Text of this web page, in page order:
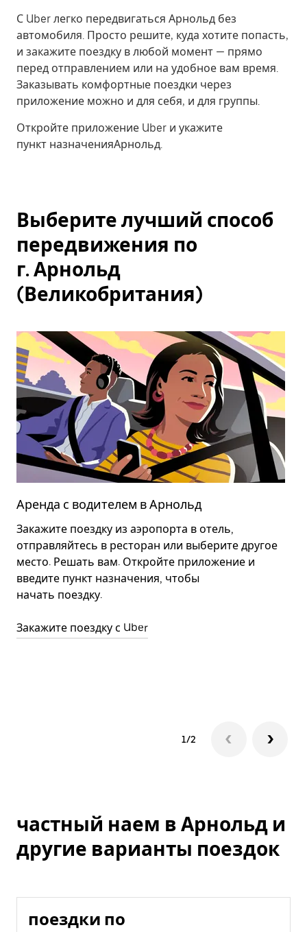
С Uber легко передвигаться Арнольд без
автомобиля. Просто решите, куда хотите попасть,
и закажите поездку в любой момент — прямо
перед отправлением или на удобное вам время.
Заказывать комфортные поездки через
приложение можно и для себя, и для группы.
Откройте приложение Uber и укажите
пункт назначенияАрнольд.
Выберите лучший способ
передвижения по
г. Арнольд
(Великобритания)
Аренда с водителем в Арнольд
Закажите поездку из аэропорта в отель,
отправляйтесь в ресторан или выберите другое
место. Решать вам. Откройте приложение и
введите пункт назначения, чтобы
начать поездку.
Закажите поездку с Uber
1/2
частный наем в Арнольд и
другие варианты поездок
поездки по